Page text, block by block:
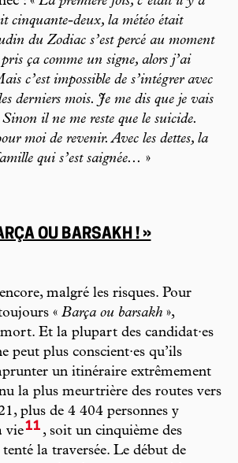
cinquante-deux, la météo était
du Zodiac s’est percé au moment
ça comme un signe, alors j’ai
c’est impossible de s’intégrer avec
derniers mois. Je me dis que je vais
il ne me reste que le suicide.
moi de revenir. Avec les dettes, la
qui s’est saignée... »
OU BARSAKH ! »
malgré les risques. Pour
« Barça ou barsakh »,
Et la plupart des candidat·es
peut plus conscient·es qu’ils
un itinéraire extrêmement
la plus meurtrière des routes vers
plus de 4 404 personnes y
vie11 , soit un cinquième des
la traversée. Le début de